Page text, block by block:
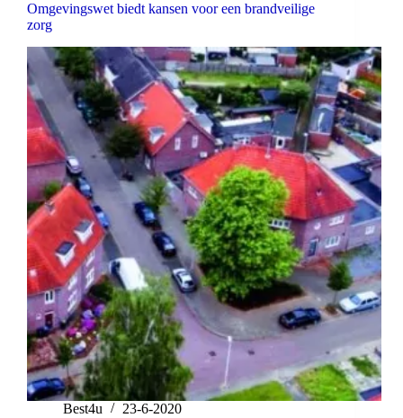
Omgevingswet biedt kansen voor een brandveilige
zorg
Best4u 23-6-2020